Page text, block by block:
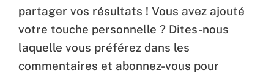
partager vos résultats ! Vous avez ajouté
votre touche personnelle ? Dites-nous
laquelle vous préférez dans les
commentaires et abonnez-vous pour